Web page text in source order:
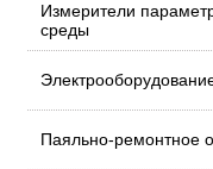
Измерители
среды
Паяльно-ремонтное